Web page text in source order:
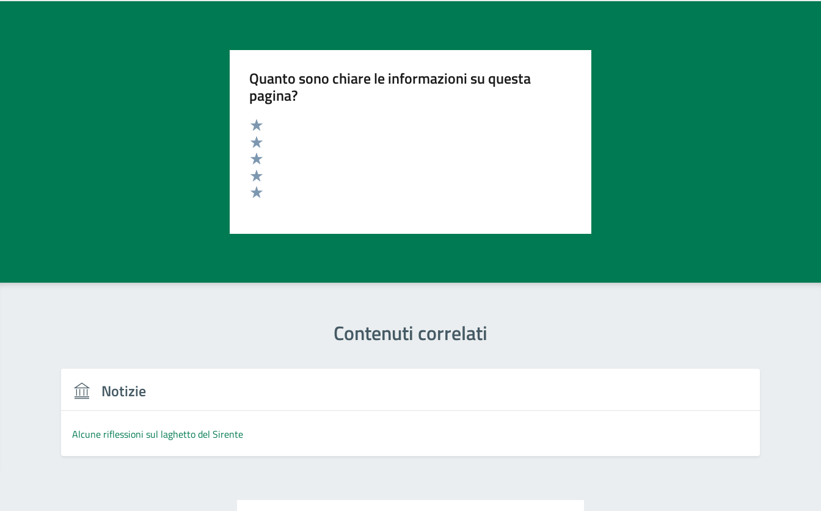
Quanto sono chiare le informazioni su questa
pagina?
Valuta 5 stelle su 5
Valuta 4 stelle su 5
Valuta 3 stelle su 5
Valuta 2 stelle su 5
Contenuti correlati
Notizie
Alcune riflessioni sul laghetto del Sirente